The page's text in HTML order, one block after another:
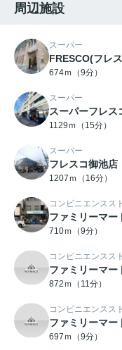
周辺施設
スーパー
FRESCO(フレ
674ｍ（9分）
スーパー
スーパーフレス
1129ｍ（15分）
スーパー
フレスコ御池店
1207ｍ（16分）
コンビニエンスス
ファミリーマー
710ｍ（9分）
コンビニエンスス
ファミリーマー
872ｍ（11分）
コンビニエンスス
ファミリーマー
697ｍ（9分）